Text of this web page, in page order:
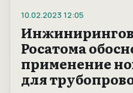
10.02.2023 12:05
Росатома
применение
для